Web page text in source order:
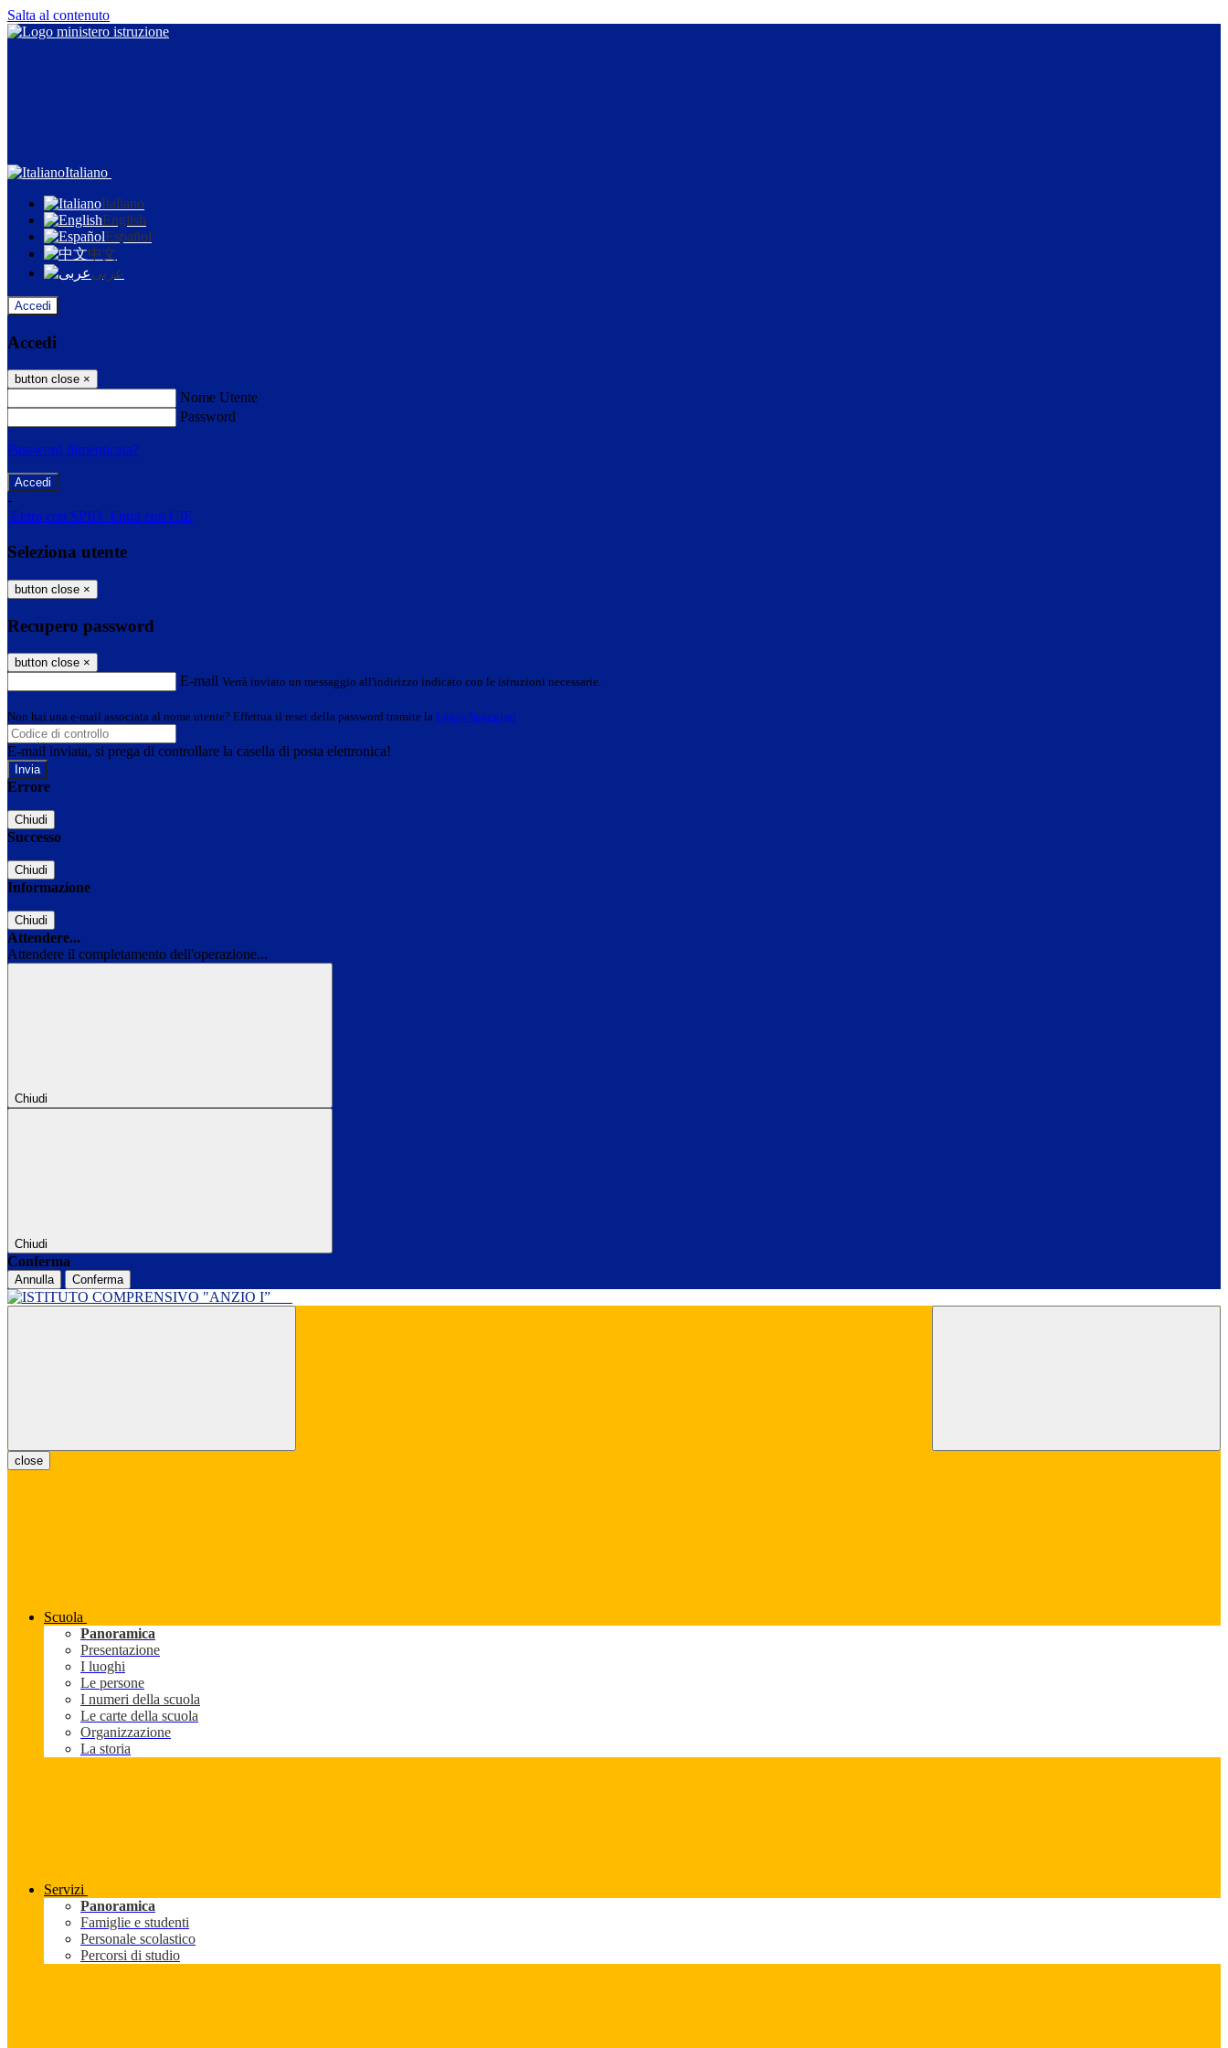
Salta al contenuto
Italiano
Italiano
English
Español
中文
عربى
Accedi
Accedi
button close ×
Nome Utente
Password
Password dimenticata?
-
Entra con SPID Entra con CIE
Seleziona utente
button close ×
Recupero password
button close ×
E-mail Verrà inviato un messaggio all'indirizzo indicato con le istruzioni necessarie.
Non hai una e-mail associata al nome utente? Effettua il reset della password tramite la Login Spaggiari
E-mail inviata, si prega di controllare la casella di posta elettronica!
Errore
Chiudi
Successo
Chiudi
Informazione
Chiudi
Attendere...
Attendere il completamento dell'operazione...
Chiudi
Chiudi
Conferma
Annulla Conferma
close
Scuola
Panoramica
Presentazione
I luoghi
Le persone
I numeri della scuola
Le carte della scuola
Organizzazione
La storia
Servizi
Panoramica
Famiglie e studenti
Personale scolastico
Percorsi di studio